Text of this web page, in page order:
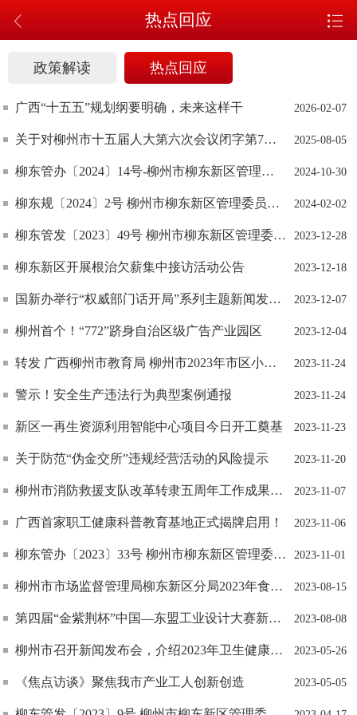
热点回应
政策解读 热点回应
2026-02-07
广西“十五五”规划纲要明确，未来这样干
2025-08-05
关于对柳州市十五届人大第六次会议闭字第7号建议的答复
2024-10-30
柳东管办〔2024〕14号-柳州市柳东新区管理委员会办公室关于印发《柳东新区水电气网联合报装“高效办成一件事”改革专项实施方案》的通知
2024-02-02
柳东规〔2024〕2号 柳州市柳东新区管理委员会关于优化柳东新区烟花爆竹零售经营布点规划和做好烟花爆竹零售经营许可工作的通知
2023-12-28
柳东管发〔2023〕49号 柳州市柳东新区管理委员会关于印发《柳东新区噪声污染防治实施方案（2023- 2025年）》的通知
2023-12-18
柳东新区开展根治欠薪集中接访活动公告
2023-12-07
国新办举行“权威部门话开局”系列主题新闻发布会介绍全面推进新时代新征程退役军人工作高质量发展有关情况
2023-12-04
柳州首个！“772”跻身自治区级广告产业园区
2023-11-24
转发 广西柳州市教育局 柳州市2023年市区小学、初中学区划分范围正式公布
2023-11-24
警示！安全生产违法行为典型案例通报
2023-11-23
新区一再生资源利用智能中心项目今日开工奠基
2023-11-20
关于防范“伪金交所”违规经营活动的风险提示
2023-11-07
柳州市消防救援支队改革转隶五周年工作成果新闻发布会
2023-11-06
广西首家职工健康科普教育基地正式揭牌启用！
2023-11-01
柳东管办〔2023〕33号 柳州市柳东新区管理委员会办公室关于印发《柳东新区畜禽养殖污染防治规划（2023-2027年）》的通知
2023-08-15
柳州市市场监督管理局柳东新区分局2023年食品安全监督抽检信息通告（第一期）
2023-08-08
第四届“金紫荆杯”中国—东盟工业设计大赛新闻发布会在柳州召开
2023-05-26
柳州市召开新闻发布会，介绍2023年卫生健康重点工作
2023-05-05
《焦点访谈》聚焦我市产业工人创新创造